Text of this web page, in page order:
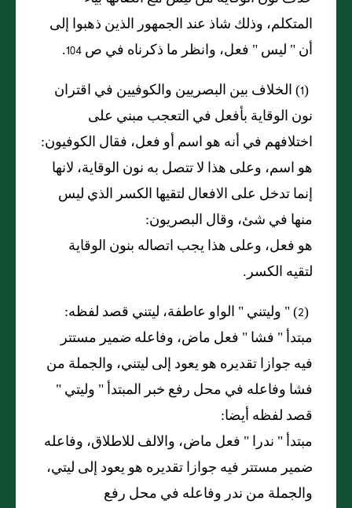
المتكلم، وذلك شاذ عند الجمهور الذين ذهبوا إلى
أن"ليس"فعل، وانظر ما ذكرناه في ص104.
(1) الخلاف بين البصريين والكوفيين في اقتران
نون الوقاية بأفعل في التعجب مبني على
اختلافهم في أنه هو اسم أو فعل، فقال الكوفيون:
هو اسم، وعلى هذا لا تتصل به نون الوقاية، لانها
إنما تدخل على الافعال لتقيها الكسر الذي ليس
منها في شئ، وقال البصريون:
هو فعل، وعلى هذا يجب اتصاله بنون الوقاية
لتقيه الكسر.
(2) "
وليتني"الواو عاطفة، ليتني قصد لفظه:
مبتدأ"فشا"فعل ماض، وفاعله ضمير مستتر
فيه جوازا تقديره هو يعود إلى ليتني، والجملة من
فشا وفاعله في محل رفع خبر المبتدأ"وليتي"
قصد لفظه أيضا:
مبتدأ"ندرا"فعل ماض، والالف للاطلاق، وفاعله
ضمير مستتر فيه جوازا تقديره هو يعود إلى ليتي،
والجملة من ندر وفاعله في محل رفع